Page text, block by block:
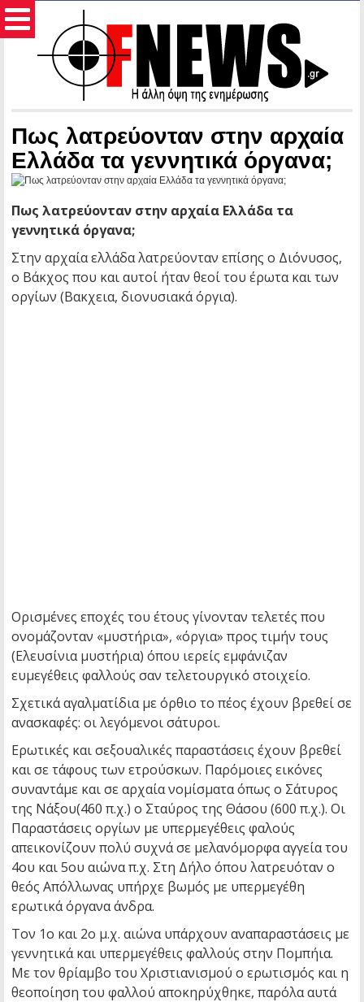
Πως λατρεύονταν στην αρχαία
Ελλάδα τα γεννητικά όργανα;
Πως λατρεύονταν στην αρχαία Ελλάδα τα
γεννητικά όργανα;
Στην αρχαία ελλάδα λατρεύονταν επίσης ο Διόνυσος,
ο Βάκχος που και αυτοί ήταν θεοί του έρωτα και των
οργίων (Βακχεια, διονυσιακά όργια).
Ορισμένες εποχές του έτους γίνονταν τελετές που
ονομάζονταν «μυστήρια», «όργια» προς τιμήν τους
(Ελευσίνια μυστήρια) όπου ιερείς εμφάνιζαν
ευμεγέθεις φαλλούς σαν τελετουργικό στοιχείο.
Σχετικά αγαλματίδια με όρθιο το πέος έχουν βρεθεί σε
ανασκαφές: οι λεγόμενοι σάτυροι.
Ερωτικές και σεξουαλικές παραστάσεις έχουν βρεθεί
και σε τάφους των ετρούσκων. Παρόμοιες εικόνες
συναντάμε και σε αρχαία νομίσματα όπως ο Σάτυρος
της Νάξου(460 π.χ.) ο Σταύρος της Θάσου (600 π.χ.). Οι
Παραστάσεις οργίων με υπερμεγέθεις φαλούς
απεικονίζουν πολύ συχνά σε μελανόμορφα αγγεία του
4ου και 5ου αιώνα π.χ. Στη Δήλο όπου λατρευόταν ο
θεός Απόλλωνας υπήρχε βωμός με υπερμεγέθη
ερωτικά όργανα άνδρα.
Τον 1ο και 2ο μ.χ. αιώνα υπάρχουν αναπαραστάσεις με
γεννητικά και υπερμεγέθεις φαλλούς στην Πομπήια.
Με τον θρίαμβο του Χριστιανισμού ο ερωτισμός και η
θεοποίηση του φαλλού αποκηρύχθηκε, παρόλα αυτά